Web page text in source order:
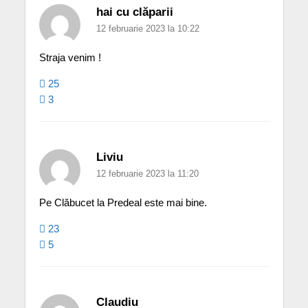
hai cu clăparii
12 februarie 2023 la 10:22
Straja venim !
25
3
Liviu
12 februarie 2023 la 11:20
Pe Clăbucet la Predeal este mai bine.
23
5
Claudiu